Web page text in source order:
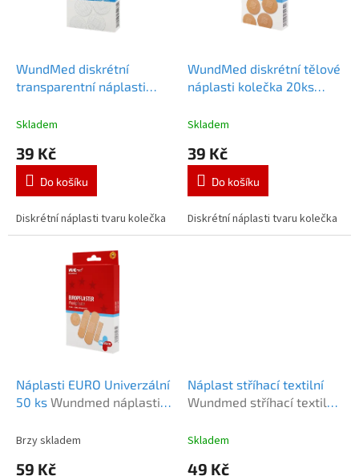
WundMed diskrétní
transparentní náplasti
transparentní náplasti
Skladem
39 Kč
Do košíku
Diskrétní náplasti tvaru kolečka
WundMed diskrétní tělové
náplasti kolečka 20ks
kolečka 20ks
Skladem
39 Kč
Do košíku
Diskrétní náplasti tvaru kolečka
Náplasti EURO Univerzální
50 ks Wundmed náplasti
Brzy skladem
59 Kč
Náplast stříhací textilní
Wundmed stříhací textilní
Skladem
49 Kč